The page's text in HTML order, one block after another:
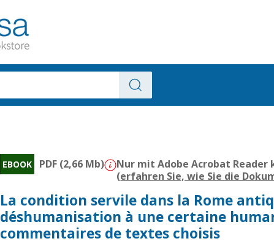
EBOOK PDF (2,66 Mb)
Nur mit Adobe Acrobat
(erfahren Sie, wie Sie die
La condition servile dans la Rome
déshumanisation à une certaine
commentaires de textes choisis